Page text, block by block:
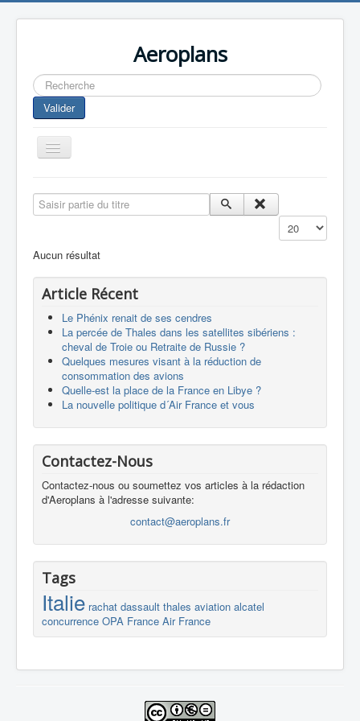
Aeroplans
Rechercher
Valider
Toggle
Navigation
Aviation Commerciale
Europespace
Drones
Saisir partie du titre
Affichage #
Aucun résultat
Article Récent
Le Phénix renait de ses cendres
La percée de Thales dans les satellites sibériens :
cheval de Troie ou Retraite de Russie ?
Quelques mesures visant à la réduction de
consommation des avions
Quelle-est la place de la France en Libye ?
La nouvelle politique d´Air France et vous
Contactez-Nous
Contactez-nous ou soumettez vos articles à la rédaction
d'Aeroplans à l'adresse suivante:
contact@aeroplans.fr
Tags
Italie rachat dassault thales aviation alcatel
concurrence OPA France Air France